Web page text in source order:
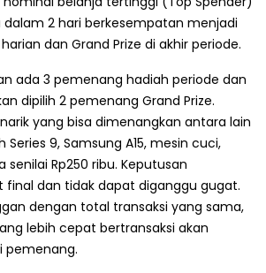
dalam 2 hari berkesempatan menjadi
dan Grand Prize di akhir periode.
ada 3 pemenang hadiah periode dan
dipilih 2 pemenang Grand Prize.
yang bisa dimenangkan antara lain
Series 9, Samsung A15, mesin cuci,
senilai Rp250 ribu. Keputusan
dan tidak dapat diganggu gugat.
dengan total transaksi yang sama,
lebih cepat bertransaksi akan
pemenang.